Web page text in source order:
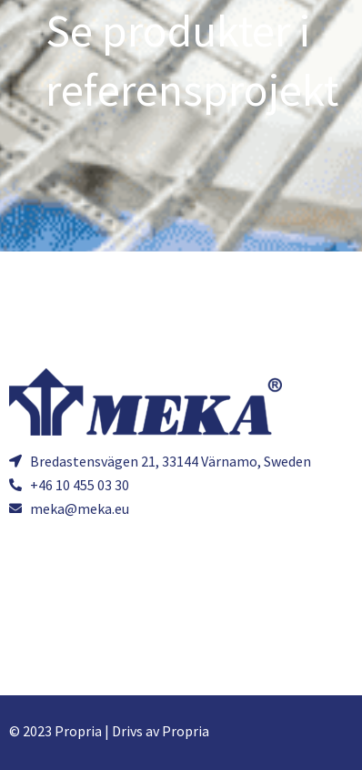
Se produkter i
referensprojekt
Bredastensvägen 21, 33144 Värnamo, Sweden
+46 10 455 03 30
meka@meka.eu
© 2023 Propria | Drivs av Propria